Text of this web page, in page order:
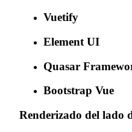
Vuetify
Element UI
Quasar
Bootstrap Vue
Renderizado del lado